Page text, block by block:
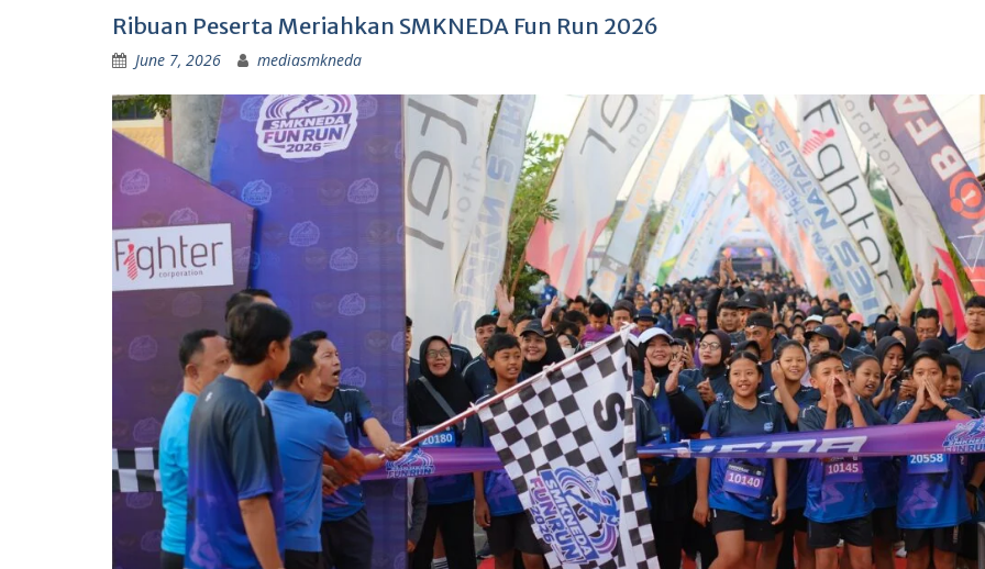
Ribuan Peserta Meriahkan SMKNEDA Fun Run 2026
June 7, 2026 mediasmkneda